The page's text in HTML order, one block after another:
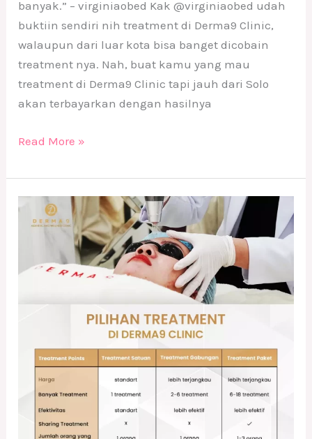
banyak.” – virginiaobed Kak @virginiaobed udah
buktiin sendiri nih treatment di Derma9 Clinic,
walaupun dari luar kota bisa banget dicobain
treatment nya. Nah, buat kamu yang mau
treatment di Derma9 Clinic tapi jauh dari Solo
akan terbayarkan dengan hasilnya
Read More »
Pilihan
Treatment
Klinik